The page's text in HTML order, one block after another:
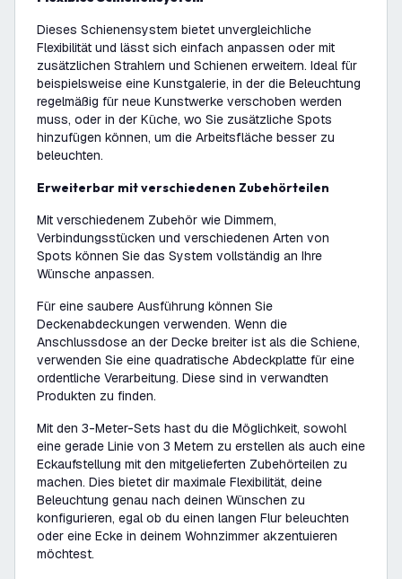
Dieses Schienensystem bietet unvergleichliche
Flexibilität und lässt sich einfach anpassen oder mit
zusätzlichen Strahlern und Schienen erweitern. Ideal für
beispielsweise eine Kunstgalerie, in der die Beleuchtung
regelmäßig für neue Kunstwerke verschoben werden
muss, oder in der Küche, wo Sie zusätzliche Spots
hinzufügen können, um die Arbeitsfläche besser zu
beleuchten.
Erweiterbar mit verschiedenen Zubehörteilen
Mit verschiedenem Zubehör wie Dimmern,
Verbindungsstücken und verschiedenen Arten von
Spots können Sie das System vollständig an Ihre
Wünsche anpassen.
Für eine saubere Ausführung können Sie
Deckenabdeckungen verwenden. Wenn die
Anschlussdose an der Decke breiter ist als die Schiene,
verwenden Sie eine quadratische Abdeckplatte für eine
ordentliche Verarbeitung. Diese sind in verwandten
Produkten zu finden.
Mit den 3-Meter-Sets hast du die Möglichkeit, sowohl
eine gerade Linie von 3 Metern zu erstellen als auch eine
Eckaufstellung mit den mitgelieferten Zubehörteilen zu
machen. Dies bietet dir maximale Flexibilität, deine
Beleuchtung genau nach deinen Wünschen zu
konfigurieren, egal ob du einen langen Flur beleuchten
oder eine Ecke in deinem Wohnzimmer akzentuieren
möchtest.